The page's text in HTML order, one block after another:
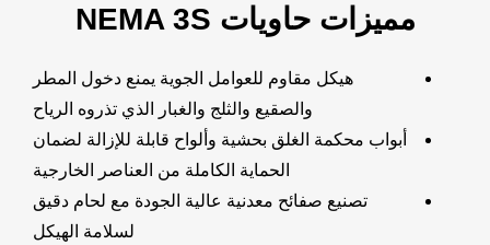
مميزات حاويات NEMA 3S
هيكل مقاوم للعوامل الجوية يمنع دخول المطر
والصقيع والثلج والغبار الذي تذروه الرياح
أبواب محكمة الغلق بحشية وألواح قابلة للإزالة لضمان
الحماية الكاملة من العناصر الخارجية
تصنيع صفائح معدنية عالية الجودة مع لحام دقيق
لسلامة الهيكل